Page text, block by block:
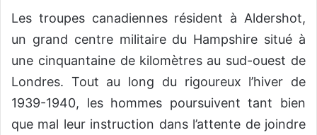
Les troupes canadiennes résident à Aldershot,
un grand centre militaire du Hampshire situé à
une cinquantaine de kilomètres au sud-ouest de
Londres. Tout au long du rigoureux l’hiver de
1939-1940, les hommes poursuivent tant bien
que mal leur instruction dans l’attente de joindre